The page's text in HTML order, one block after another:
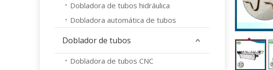
Dobladora de tubos hidráulica
Dobladora automática de tubos
Doblador de tubos
Dobladora de tubos CNC